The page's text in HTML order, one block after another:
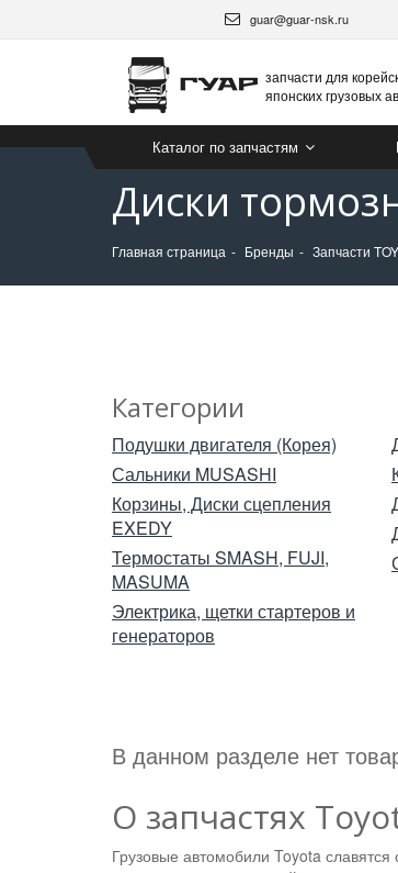
guar@guar-nsk.ru
запчасти для
японских грузовых
Каталог по запчастям
Диски
Главная страница Бренды Запчасти
Категории
Подушки двигателя (Корея)
Сальники MUSASHI
Корзины, Диски сцепления
EXEDY
Термостаты SMASH, FUJI,
MASUMA
Электрика, щетки стартеров и
генераторов
В данном разделе нет
О запчастях
Грузовые автомобили Toyota